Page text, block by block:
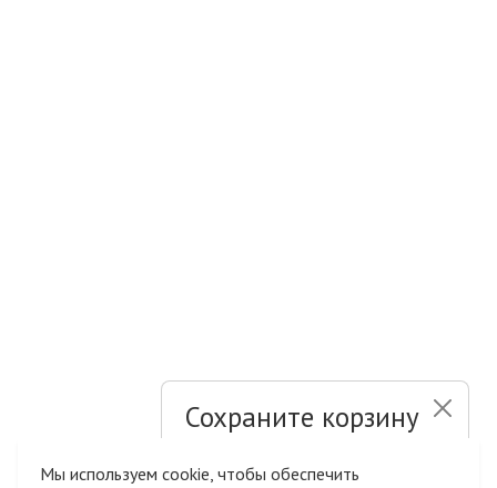
Сохраните корзину
Мы используем cookie, чтобы обеспечить